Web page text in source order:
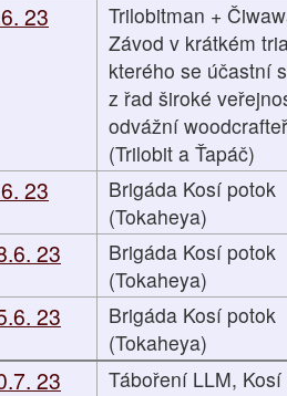
23
Trilobitman +
Závod v krátkém
kterého se účastní
z řad široké
odvážní
(Trilobit a Ťapáč)
23
Brigáda Kosí potok
(Tokaheya)
23
Brigáda Kosí potok
(Tokaheya)
23
Brigáda Kosí potok
(Tokaheya)
23 Táboření LLM,